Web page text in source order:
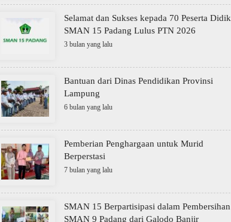
Selamat dan Sukses kepada 70 Peserta Didik
SMAN 15 Padang Lulus PTN 2026
3 bulan yang lalu
Bantuan dari Dinas Pendidikan Provinsi
Lampung
6 bulan yang lalu
Pemberian Penghargaan untuk Murid
Berperstasi
7 bulan yang lalu
SMAN 15 Berpartisipasi dalam Pembersihan
SMAN 9 Padang dari Galodo Banjir